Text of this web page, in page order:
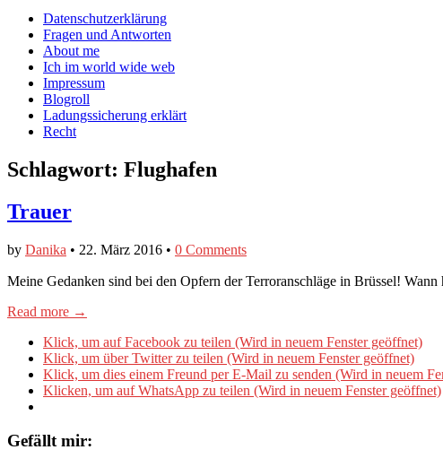
Facebook
anzeigen
Twitter
anzeigen
auf
Instagram
anzeigen
Main
menu
Skip
content
Datenschutzerklärung
Fragen und Antworten
About me
Ich im world wide web
Impressum
Blogroll
Ladungssicherung erklärt
Recht
Schlagwort: Flughafen
Trauer
by Danika • 22. März 2016 • 0 Comments
Meine Gedanken sind bei den Opfern der Terroranschläge in Brüssel!
Read more →
Klick, um auf Facebook zu teilen (Wird in neuem Fenster geöffnet)
Klick, um über Twitter zu teilen (Wird in neuem Fenster geöffnet)
Klick, um dies einem Freund per E-Mail zu senden (Wird in neuem
Klicken, um auf WhatsApp zu teilen (Wird in neuem Fenster geöffnet)
Gefällt mir: